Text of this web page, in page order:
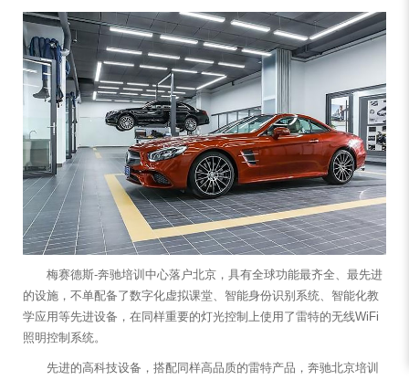
梅赛德斯-奔驰培训中心落户北京，具有全球功能最齐全、最先进
的设施，不单配备了数字化虚拟课堂、智能身份识别系统、智能化教
学应用等先进设备，在同样重要的灯光控制上使用了雷特的无线WiFi
照明控制系统。
先进的高科技设备，搭配同样高品质的雷特产品，奔驰北京培训